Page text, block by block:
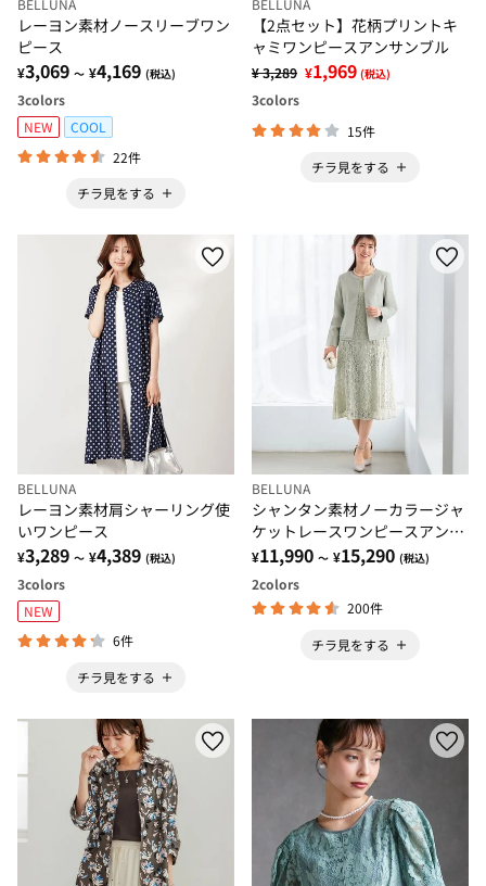
BELLUNA
レーヨン素材ノースリーブワン
ピース
¥3,069 ～ ¥4,169 (税込)
3colors
NEW
COOL
22件
チラ見をする
BELLUNA
【2点セット】花柄プリントキ
ャミワンピースアンサンブル
¥ 3,289 ¥1,969 (税込)
3colors
15件
チラ見をする
BELLUNA
レーヨン素材肩シャーリング使
いワンピース
¥3,289 ～ ¥4,389 (税込)
3colors
NEW
6件
チラ見をする
BELLUNA
シャンタン素材ノーカラージャ
ケットレースワンピースアンサ
ンブル
¥11,990 ～ ¥15,290 (税込)
2colors
200件
チラ見をする